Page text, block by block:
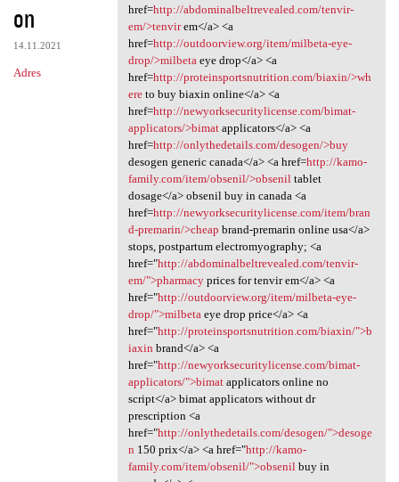
on
14.11.2021
Adres
href=http://abdominalbeltrevealed.com/tenvir-
em/>tenvirem</a> <a
href=http://outdoorview.org/item/milbeta-eye-
drop/>milbeta eye drop</a> <a
href=http://proteinsportsnutrition.com/biaxin/>wh
ereto buy biaxin online</a> <a
href=http://newyorksecuritylicense.com/bimat-
applicators/>bimatapplicators</a> <a
href=http://onlythedetails.com/desogen/>buy
desogen generic canada</a> <a href=http://kamo-
family.com/item/obsenil/>obsenil tablet
dosage</a> obsenil buy in canada <a
href=http://newyorksecuritylicense.com/item/bran
d-premarin/>cheap brand-premarin online usa</a>
stops, postpartum electromyography; <a
href="http://abdominalbeltrevealed.com/tenvir-
em/">pharmacyprices for tenvir em</a> <a
href="http://outdoorview.org/item/milbeta-eye-
drop/">milbeta eye drop price</a> <a
href="http://proteinsportsnutrition.com/biaxin/">b
iaxin brand</a> <a
href="http://newyorksecuritylicense.com/bimat-
applicators/">bimatapplicators online no
script</a> bimat applicators without dr
prescription <a
href="http://onlythedetails.com/desogen/">desoge
n 150 prix</a> <a href="http://kamo-
family.com/item/obsenil/">obsenil buy in